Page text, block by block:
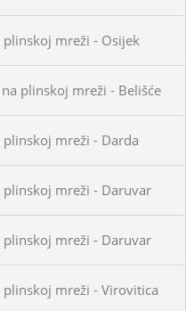
mreži - Osijek
plinskoj mreži - Belišće
mreži - Darda
mreži - Daruvar
mreži - Daruvar
mreži - Virovitica